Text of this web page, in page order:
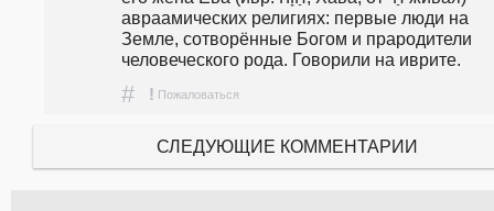
авраамических религиях: первые люди на
Земле, сотворённые Богом и прародители
человеческого рода. Говорили на иврите.
# ! Пожаловаться
СЛЕДУЮЩИЕ КОММЕНТАРИИ